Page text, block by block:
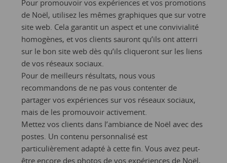
Pour promouvoir vos expériences et vos promotions
de Noël, utilisez les mêmes graphiques que sur votre
site web. Cela garantit un aspect et une convivialité
homogènes, et vos clients sauront qu’ils ont atterri
sur le bon site web dès qu’ils cliqueront sur les liens
de vos réseaux sociaux.
Pour de meilleurs résultats, nous vous
recommandons de ne pas vous contenter de
partager vos expériences sur vos réseaux sociaux,
mais de les promouvoir activement.
Mettez vos clients dans l’ambiance de Noël avec des
postes. Un contenu personnalisé est
particulièrement adapté à cette fin. Vous avez peut-
être encore des photos de vos expériences de Noël,